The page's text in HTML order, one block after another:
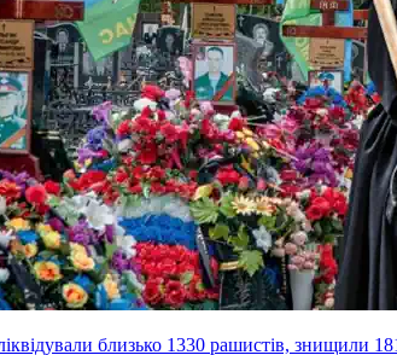
близько 1330 рашистів, знищили